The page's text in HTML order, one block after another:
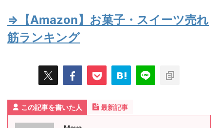
⇒【Amazon】お菓子・スイーツ売れ
筋ランキング
この記事を書いた人 最新記事